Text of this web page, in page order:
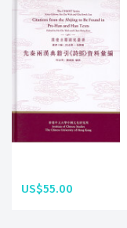
US$55.00